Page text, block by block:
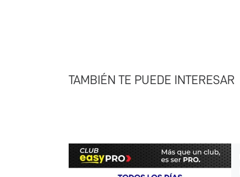
TAMBIÉN TE PUEDE INTERESAR